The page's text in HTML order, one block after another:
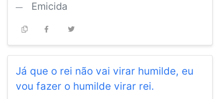
Emicida
Já que o rei não vai virar humilde, eu
vou fazer o humilde virar rei.